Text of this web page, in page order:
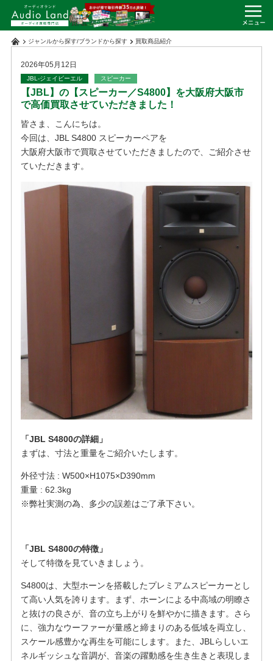
ジャンルから探す/ブランドから探す 買取商品紹介
2026年05月12日
JBL-ジェイビーエル スピーカー
【JBL】の【スピーカー／S4800】を大阪府大阪市
で高価買取させていただきました！
皆さま、こんにちは。
今回は、JBL S4800 スピーカーペアを
大阪府大阪市で買取させていただきましたので、ご紹介させ
ていただきます。
「JBL S4800の詳細」
まずは、寸法と重量をご紹介いたします。
外径寸法 : W500×H1075×D390mm
重量 : 62.3kg
※弊社実測の為、多少の誤差はご了承下さい。
「JBL S4800の特徴」
そして特徴を見ていきましょう。
S4800は、大型ホーンを搭載したプレミアムスピーカーとし
て高い人気を誇ります。まず、ホーンによる中高域の明瞭さ
と抜けの良さが、音の立ち上がりを鮮やかに描きます。さら
に、強力なウーファーが量感と締まりのある低域を両立し、
スケール感豊かな再生を可能にします。また、JBLらしいエ
ネルギッシュな音調が、音楽の躍動感を生き生きと表現しま